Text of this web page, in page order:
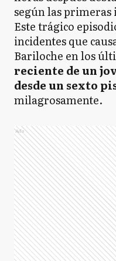
según las
Este trágico
incidentes que
Bariloche en los
reciente de un
desde un sexto
milagrosamente.
Ads